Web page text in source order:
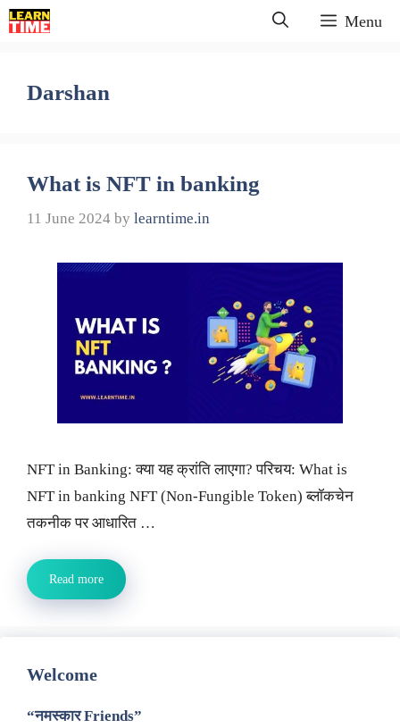
Skip
to
Menu
Darshan
What is NFT in banking
11 June 2024 by learntime.in
NFT in Banking: क्या यह क्रांति लाएगा? परिचय: What is
NFT in banking NFT (Non-Fungible Token) ब्लॉकचेन
तकनीक पर आधारित …
Read more
Welcome
“नमस्कार Friends”